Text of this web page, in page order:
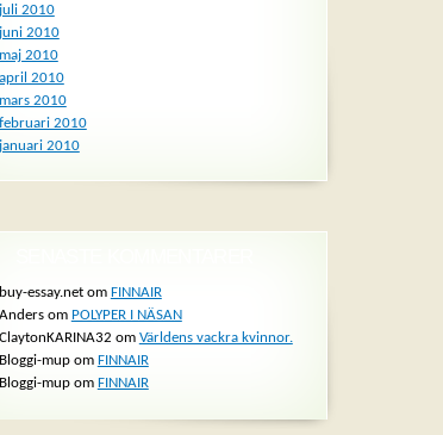
juli 2010
juni 2010
maj 2010
april 2010
mars 2010
februari 2010
januari 2010
buy-essay.net om FINNAIR
Anders om POLYPER I NÄSAN
ClaytonKARINA32 om Världens vackra kvinnor.
Bloggi-mup om FINNAIR
Bloggi-mup om FINNAIR